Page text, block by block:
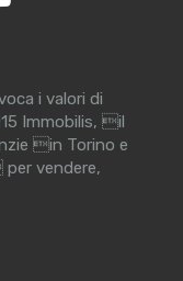
i valori di
Immobilis, il
in Torino e
vendere,